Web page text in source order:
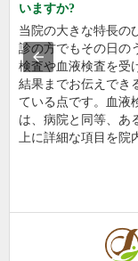
いますか?
当院の大きな特長の
診の方でもその日の
検査や血液検査を受
結果までお伝えでき
ている点です。血液
は、病院と同等、あ
上に詳細な項目を院